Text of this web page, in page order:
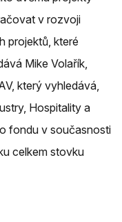
v rozvoji
projektů, které
Mike Volařík,
který vyhledává,
Hospitality a
fondu v současnosti
celkem stovku